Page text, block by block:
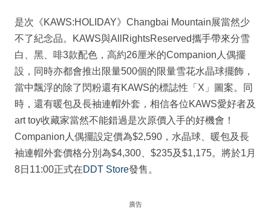
是次《KAWS:HOLIDAY》Changbai Mountain展當然少
不了紀念品。KAWS與AllRightsReserved攜手帶來分雪
白、黑、啡3款配色，高約26厘米的Companion人偶擺
設，同時亦都會推出限量500個的限量雪花⽔晶球擺飾，
當中飄浮的除了閃粉還有KAWS的標誌性「X」圖案。同
時，還有暖包及長袖連帽外套，相信各位KAWS愛好者及
art toy收藏家當然不能錯過是次原價入手的好機會！
Companion人偶擺設定價為$2,590，水晶球、暖包及長
袖連帽外套價格分別為$4,300、$235及$1,175。將於1月
8日11:00正式在DDT Store發售。
廣告